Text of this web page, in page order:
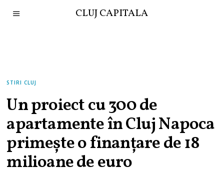
CLUJ CAPITALA
STIRI CLUJ
Un proiect cu 300 de
apartamente în Cluj Napoca
primește o finanțare de 18
milioane de euro